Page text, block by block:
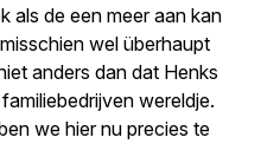
als de een meer aan kan
wel überhaupt
anders dan dat Henks
wereldje.
we hier nu precies te